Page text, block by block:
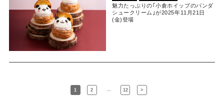
魅力たっぷりの｢小倉ホイップのパンダ
シュークリーム｣が2025年11月21日
(金)登場
1 2 … 12 >